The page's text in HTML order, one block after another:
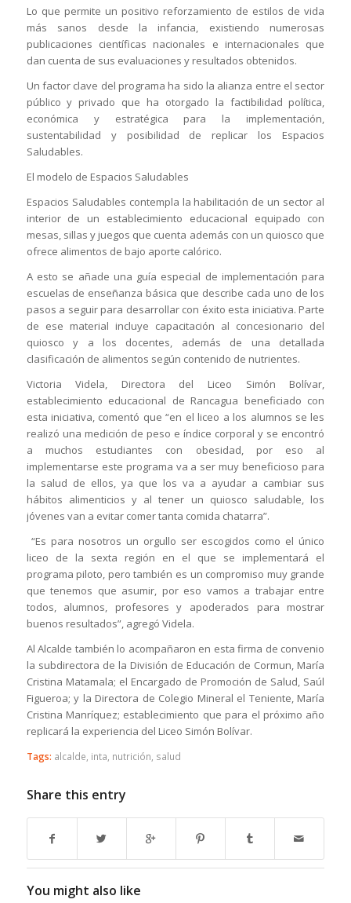
Lo que permite un positivo reforzamiento de estilos de vida
más sanos desde la infancia, existiendo numerosas
publicaciones científicas nacionales e internacionales que
dan cuenta de sus evaluaciones y resultados obtenidos.
Un factor clave del programa ha sido la alianza entre el sector
público y privado que ha otorgado la factibilidad política,
económica y estratégica para la implementación,
sustentabilidad y posibilidad de replicar los Espacios
Saludables.
El modelo de Espacios Saludables
Espacios Saludables contempla la habilitación de un sector al
interior de un establecimiento educacional equipado con
mesas, sillas y juegos que cuenta además con un quiosco que
ofrece alimentos de bajo aporte calórico.
A esto se añade una guía especial de implementación para
escuelas de enseñanza básica que describe cada uno de los
pasos a seguir para desarrollar con éxito esta iniciativa. Parte
de ese material incluye capacitación al concesionario del
quiosco y a los docentes, además de una detallada
clasificación de alimentos según contenido de nutrientes.
Victoria Videla, Directora del Liceo Simón Bolívar,
establecimiento educacional de Rancagua beneficiado con
esta iniciativa, comentó que “en el liceo a los alumnos se les
realizó una medición de peso e índice corporal y se encontró
a muchos estudiantes con obesidad, por eso al
implementarse este programa va a ser muy beneficioso para
la salud de ellos, ya que los va a ayudar a cambiar sus
hábitos alimenticios y al tener un quiosco saludable, los
jóvenes van a evitar comer tanta comida chatarra”.
“Es para nosotros un orgullo ser escogidos como el único
liceo de la sexta región en el que se implementará el
programa piloto, pero también es un compromiso muy grande
que tenemos que asumir, por eso vamos a trabajar entre
todos, alumnos, profesores y apoderados para mostrar
buenos resultados”, agregó Videla.
Al Alcalde también lo acompañaron en esta firma de convenio
la subdirectora de la División de Educación de Cormun, María
Cristina Matamala; el Encargado de Promoción de Salud, Saúl
Figueroa; y la Directora de Colegio Mineral el Teniente, María
Cristina Manríquez; establecimiento que para el próximo año
replicará la experiencia del Liceo Simón Bolívar.
Tags: alcalde, inta, nutrición, salud
Share this entry
You might also like